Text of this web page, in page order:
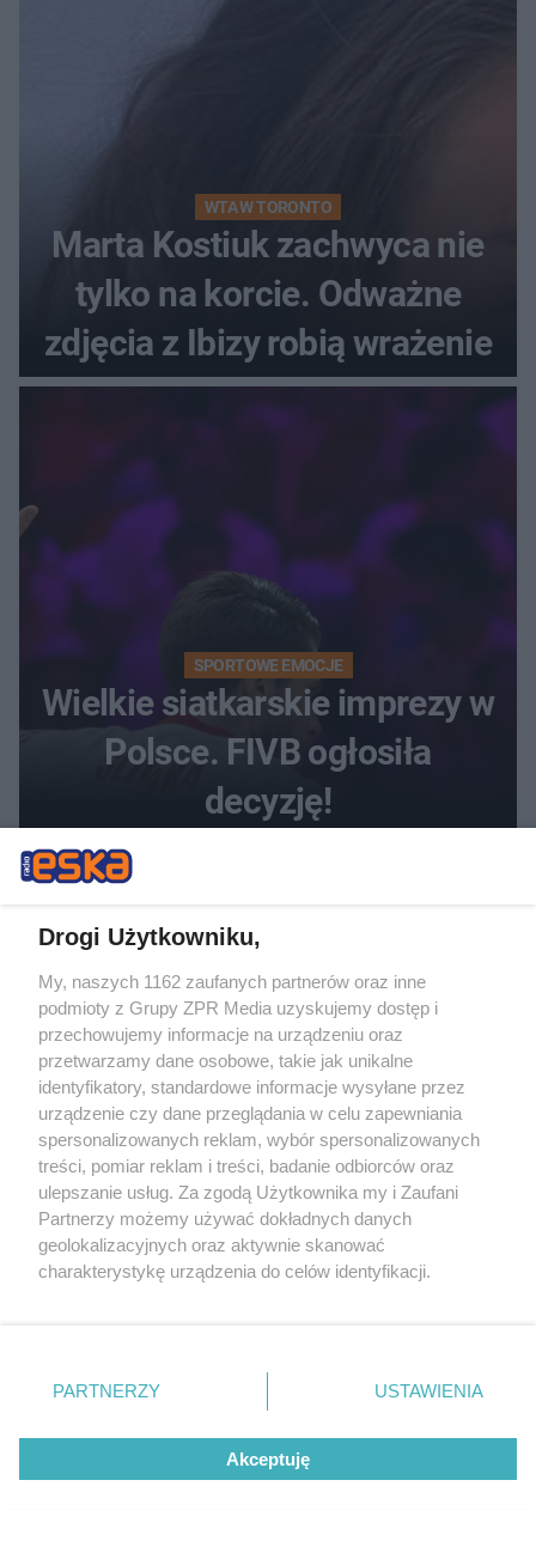
WTA W TORONTO
Marta Kostiuk zachwyca nie
tylko na korcie. Odważne
zdjęcia z Ibizy robią wrażenie
SPORTOWE EMOCJE
Wielkie siatkarskie imprezy w
Polsce. FIVB ogłosiła
decyzję!
SIATKÓWKA
KMŚ siatkarzy w Polsce. Gdzie
zagrają najlepsze drużyny?
Drogi Użytkowniku,
My, naszych 1162 zaufanych partnerów oraz inne
podmioty z Grupy ZPR Media uzyskujemy dostęp i
przechowujemy informacje na urządzeniu oraz
przetwarzamy dane osobowe, takie jak unikalne
identyfikatory, standardowe informacje wysyłane przez
urządzenie czy dane przeglądania w celu zapewniania
spersonalizowanych reklam, wybór spersonalizowanych
treści, pomiar reklam i treści, badanie odbiorców oraz
ulepszanie usług. Za zgodą Użytkownika my i Zaufani
Partnerzy możemy używać dokładnych danych
geolokalizacyjnych oraz aktywnie skanować
charakterystykę urządzenia do celów identyfikacji.
zmienić/wycofać klikając przycisk ustawień prywatności
znajdujący się w lewym dolnym rogu strony
rodzaje przetwarzania danych nie wymagają zgody
użytkownika, ale masz prawo sprzeciwić się takiemu
przetwarzaniu. Preferencje będą miały zastosowanie tylko
PARTNERZY USTAWIENIA
Akceptuję